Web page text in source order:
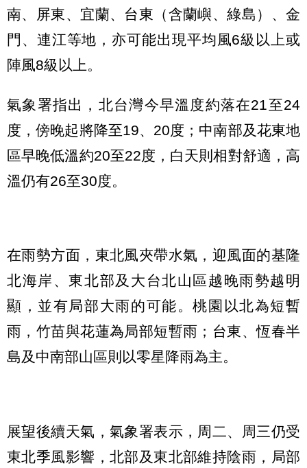
南、屏東、宜蘭、台東（含蘭嶼、綠島）、金
門、連江等地，亦可能出現平均風6級以上或
陣風8級以上。
氣象署指出，北台灣今早溫度約落在21至24
度，傍晚起將降至19、20度；中南部及花東地
區早晚低溫約20至22度，白天則相對舒適，高
溫仍有26至30度。
在雨勢方面，東北風夾帶水氣，迎風面的基隆
北海岸、東北部及大台北山區越晚雨勢越明
顯，並有局部大雨的可能。桃園以北為短暫
雨，竹苗與花蓮為局部短暫雨；台東、恆春半
島及中南部山區則以零星降雨為主。
展望後續天氣，氣象署表示，周二、周三仍受
東北季風影響，北部及東北部維持陰雨，局部